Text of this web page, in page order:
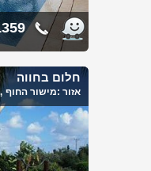
חלום בחווה
אזור :מישור החוף